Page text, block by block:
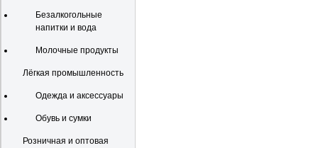
Безалкогольные
напитки и вода
Молочные продукты
Лёгкая промышленность
Одежда и аксессуары
Обувь и сумки
Розничная и оптовая